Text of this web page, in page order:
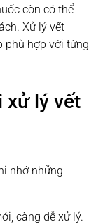
còn có thể
Xử lý vết
phù hợp với từng
xử lý vết
nhớ những
càng dễ xử lý.